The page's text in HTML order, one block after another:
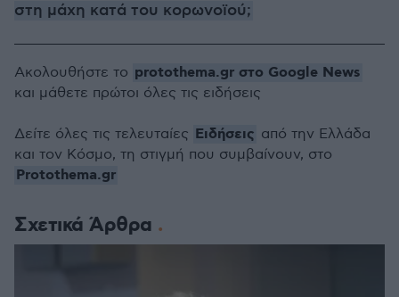
στη μάχη κατά του κορωνοϊού;
Σχετικά Άρθρα
Ακολουθήστε το protothema.gr στο Google News
και μάθετε πρώτοι όλες τις ειδήσεις
Δείτε όλες τις τελευταίες Ειδήσεις από την Ελλάδα
και τον Κόσμο, τη στιγμή που συμβαίνουν, στο
Protothema.gr